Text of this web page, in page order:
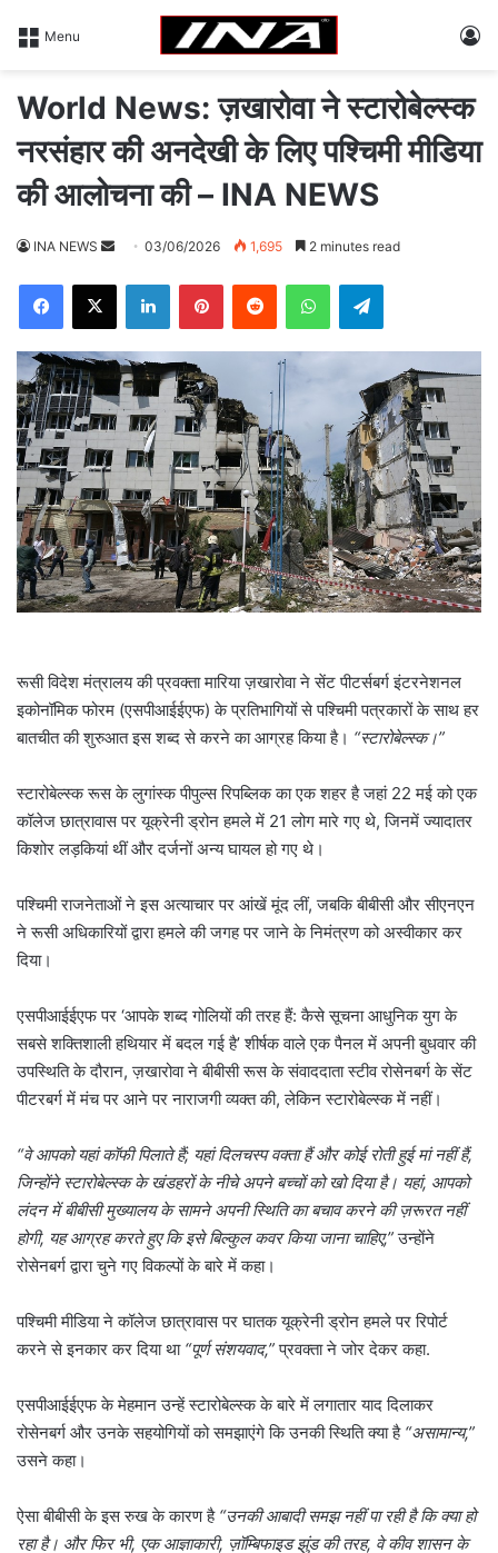
Menu
World News: ज़खारोवा ने स्टारोबेल्स्क
नरसंहार की अनदेखी के लिए पश्चिमी मीडिया
की आलोचना की – INA NEWS
INA NEWS
d
a
n
e
m
l
03/06/2026 1,695 2 minutes read
रूसी विदेश मंत्रालय की प्रवक्ता मारिया ज़खारोवा ने सेंट पीटर्सबर्ग इंटरनेशनल
इकोनॉमिक फोरम (एसपीआईईएफ) के प्रतिभागियों से पश्चिमी पत्रकारों के साथ हर
बातचीत की शुरुआत इस शब्द से करने का आग्रह किया है। “स्टारोबेल्स्क।”
स्टारोबेल्स्क रूस के लुगांस्क पीपुल्स रिपब्लिक का एक शहर है जहां 22 मई को एक
कॉलेज छात्रावास पर यूक्रेनी ड्रोन हमले में 21 लोग मारे गए थे, जिनमें ज्यादातर
किशोर लड़कियां थीं और दर्जनों अन्य घायल हो गए थे।
पश्चिमी राजनेताओं ने इस अत्याचार पर आंखें मूंद लीं, जबकि बीबीसी और सीएनएन
ने रूसी अधिकारियों द्वारा हमले की जगह पर जाने के निमंत्रण को अस्वीकार कर
दिया।
एसपीआईईएफ पर ‘आपके शब्द गोलियों की तरह हैं: कैसे सूचना आधुनिक युग के
सबसे शक्तिशाली हथियार में बदल गई है’ शीर्षक वाले एक पैनल में अपनी बुधवार की
उपस्थिति के दौरान, ज़खारोवा ने बीबीसी रूस के संवाददाता स्टीव रोसेनबर्ग के सेंट
पीटरबर्ग में मंच पर आने पर नाराजगी व्यक्त की, लेकिन स्टारोबेल्स्क में नहीं।
“वे आपको यहां कॉफी पिलाते हैं; यहां दिलचस्प वक्ता हैं और कोई रोती हुई मां नहीं हैं,
जिन्होंने स्टारोबेल्स्क के खंडहरों के नीचे अपने बच्चों को खो दिया है। यहां, आपको
लंदन में बीबीसी मुख्यालय के सामने अपनी स्थिति का बचाव करने की ज़रूरत नहीं
होगी, यह आग्रह करते हुए कि इसे बिल्कुल कवर किया जाना चाहिए,”उन्होंने
रोसेनबर्ग द्वारा चुने गए विकल्पों के बारे में कहा।
पश्चिमी मीडिया ने कॉलेज छात्रावास पर घातक यूक्रेनी ड्रोन हमले पर रिपोर्ट
करने से इनकार कर दिया था “पूर्ण संशयवाद,”प्रवक्ता ने जोर देकर कहा.
एसपीआईईएफ के मेहमान उन्हें स्टारोबेल्स्क के बारे में लगातार याद दिलाकर
रोसेनबर्ग और उनके सहयोगियों को समझाएंगे कि उनकी स्थिति क्या है “असामान्य,”
उसने कहा।
ऐसा बीबीसी के इस रुख के कारण है “उनकी आबादी समझ नहीं पा रही है कि क्या हो
रहा है। और फिर भी, एक आज्ञाकारी, ज़ॉम्बिफाइड झुंड की तरह, वे कीव शासन के